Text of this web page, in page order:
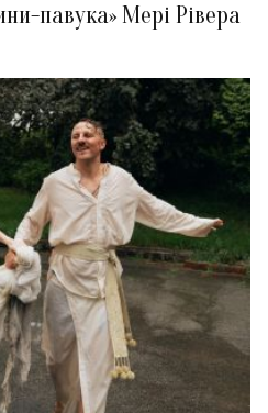
павука» Мері Рівера